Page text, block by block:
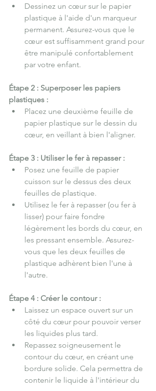
Dessinez un cœur sur le papier
plastique à l'aide d'un marqueur
permanent. Assurez-vous que le
cœur est suffisamment grand pour
être manipulé confortablement
par votre enfant.
Étape 2 : Superposer les papiers
plastiques :
Placez une deuxième feuille de
papier plastique sur le dessin du
cœur, en veillant à bien l'aligner.
Étape 3 : Utiliser le fer à repasser :
Posez une feuille de papier
cuisson sur le dessus des deux
feuilles de plastique.
Utilisez le fer à repasser (ou fer à
lisser) pour faire fondre
légèrement les bords du cœur, en
les pressant ensemble. Assurez-
vous que les deux feuilles de
plastique adhèrent bien l'une à
l'autre.
Étape 4 : Créer le contour :
Laissez un espace ouvert sur un
côté du cœur pour pouvoir verser
les liquides plus tard.
Repassez soigneusement le
contour du cœur, en créant une
bordure solide. Cela permettra de
contenir le liquide à l'intérieur du